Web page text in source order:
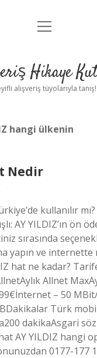
Anasayfa
Yasal Uyarı
menüyü
Hikaye
alışveriş tüyolarıyla tanış!
hangi ülkenin
Nedir
kullanılır
AY YILDIZ’ın ön
sırasında
yapın ve internette
hat ne kadar?
Allnet
– 50
Türk
dakikaAsgari
AY YILDIZ hangi
0177-177